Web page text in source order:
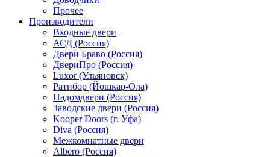
Прочее
Производители
Входные двери
АСД (Россия)
Двери Браво (Россия)
ДвериПро (Россия)
Luxor (Ульяновск)
Ратибор (Йошкар-Ола)
Надомдвери (Россия)
Заводские двери (Россия)
Kooper Doors (г. Уфа)
Diva (Россия)
Межкомнатные двери
Albero (Россия)